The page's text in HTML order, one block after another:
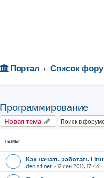
Портал Список
Программирование
Новая тема
ТЕМЫ
Как начать работать
denis4inet » 12 сен 2012, 17:46